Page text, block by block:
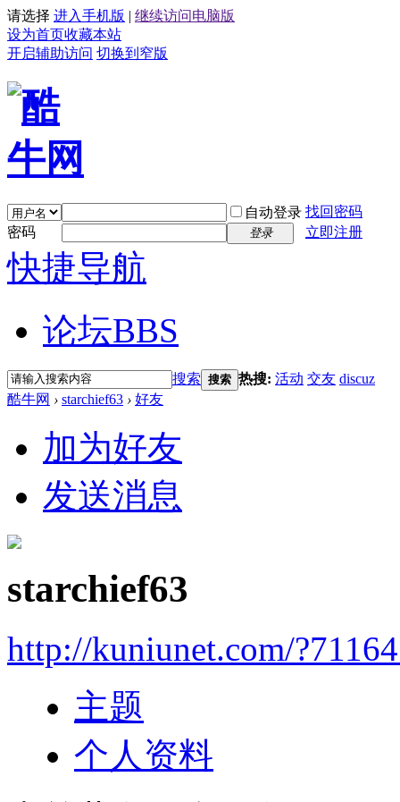
请选择 进入手机版 | 继续访问电脑版
设为首页收藏本站
开启辅助访问 切换到窄版
自动登录 找回密码
密码
登录 立即注册
快捷导航
论坛BBS
搜索 搜索 热搜: 活动 交友 discuz
酷牛网 › starchief63 › 好友
加为好友
发送消息
starchief63
http://kuniunet.com/
主题
个人资料